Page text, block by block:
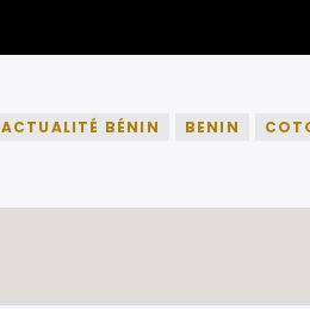
ACTUALITÉ BÉNIN BENIN